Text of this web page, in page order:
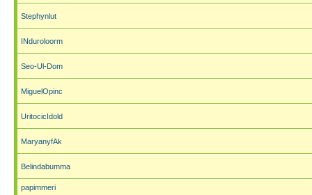
Stephynlut
INduroloorm
Seo-Ul-Dom
MiguelOpinc
UritocicIdold
MaryanyfAk
Belindabumma
papimmeri